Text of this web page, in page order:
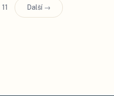
11 Další →